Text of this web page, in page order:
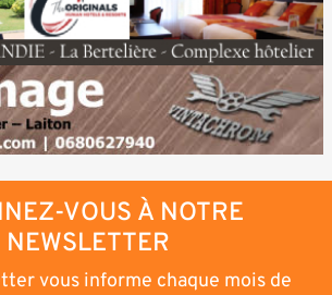
VOUS À NOTRE
NEWSLETTER
vous informe chaque mois de